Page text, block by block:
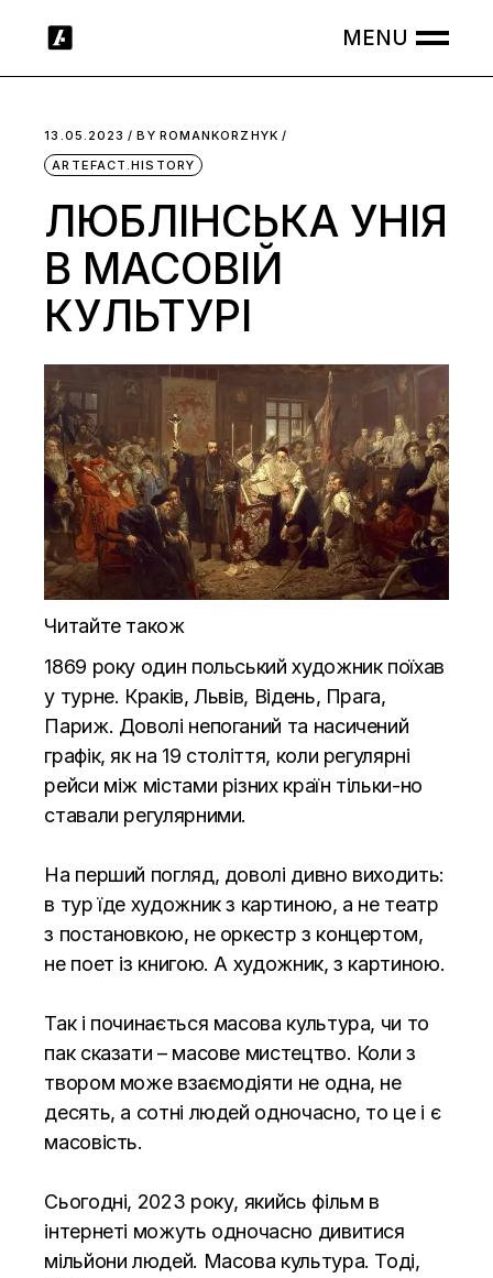
13.05.2023 BY ROMANKORZHYK
ARTEFACT.HISTORY
ЛЮБЛІНСЬКА УНІЯ
В МАСОВІЙ
КУЛЬТУРІ
Читайте також
1869 року один польський художник поїхав
у турне. Краків, Львів, Відень, Прага,
Париж. Доволі непоганий та насичений
графік, як на 19 століття, коли регулярні
рейси між містами різних країн тільки-но
ставали регулярними.
На перший погляд, доволі дивно виходить:
в тур їде художник з картиною, а не театр
з постановкою, не оркестр з концертом,
не поет із книгою. А художник, з картиною.
Так і починається масова культура, чи то
пак сказати – масове мистецтво. Коли з
твором може взаємодіяти не одна, не
десять, а сотні людей одночасно, то це і є
масовість.
Сьогодні, 2023 року, якийсь фільм в
інтернеті можуть одночасно дивитися
мільйони людей. Масова культура. Тоді,